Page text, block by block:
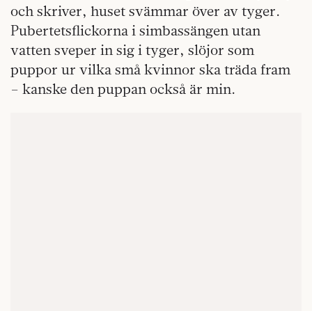
och skriver, huset svämmar över av tyger.
Pubertetsflickorna i simbassängen utan
vatten sveper in sig i tyger, slöjor som
puppor ur vilka små kvinnor ska träda fram
– kanske den puppan också är min.